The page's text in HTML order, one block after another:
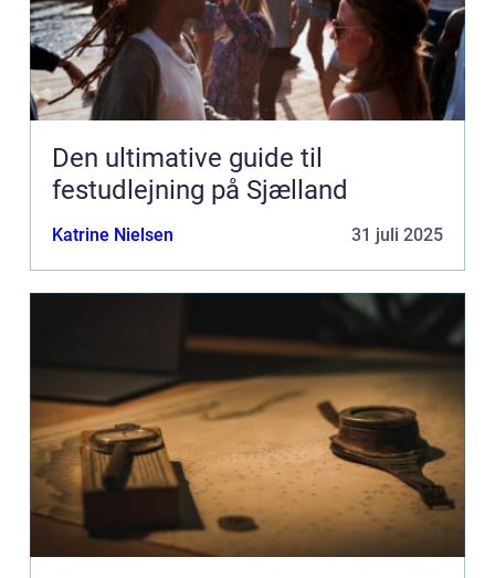
Den ultimative guide til
festudlejning på Sjælland
Katrine Nielsen 31 juli 2025